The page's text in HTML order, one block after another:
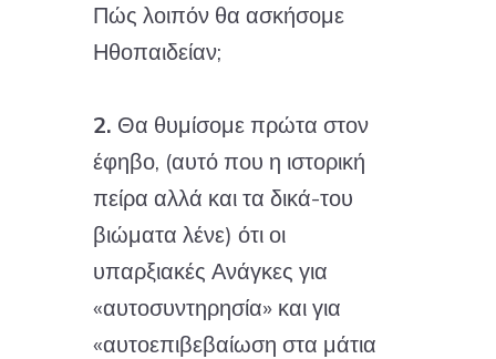
Πώς λοιπόν θα ασκήσομε
Ηθοπαιδείαν;
2. Θα θυμίσομε πρώτα στον
έφηβο, (αυτό που η ιστορική
πείρα αλλά και τα δικά-του
βιώματα λένε) ότι οι
υπαρξιακές Ανάγκες για
«αυτοσυντηρησία» και για
«αυτοεπιβεβαίωση στα μάτια